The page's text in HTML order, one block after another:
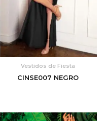
Vestidos de Fiesta
CINSE007 NEGRO